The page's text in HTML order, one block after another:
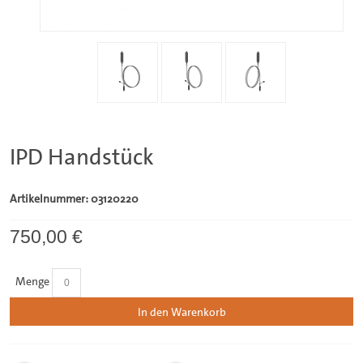
IPD Handstück
Artikelnummer: 03120220
750,00 €
Menge
In den Warenkorb